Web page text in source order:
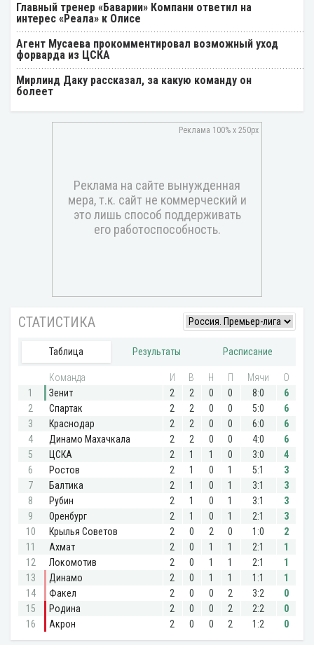
Главный тренер «Баварии» Компани ответил на
интерес «Реала» к Олисе
Агент Мусаева прокомментировал возможный уход
форварда из ЦСКА
Мирлинд Даку рассказал, за какую команду он
болеет